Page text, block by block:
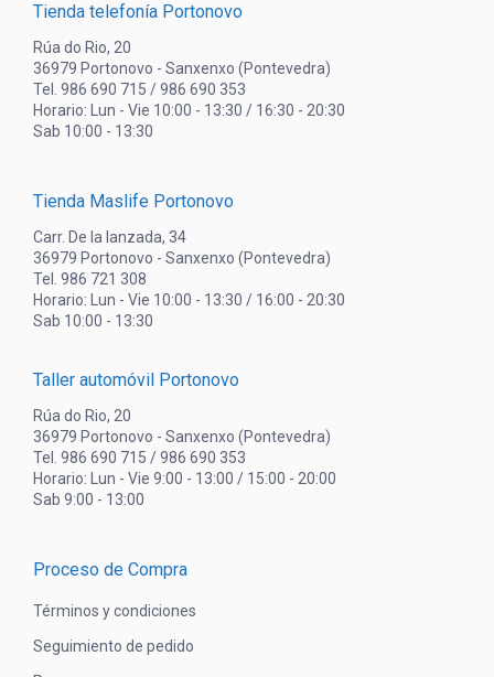
Tienda telefonía Portonovo
Rúa do Rio, 20
36979 Portonovo - Sanxenxo (Pontevedra)
Tel. 986 690 715 / 986 690 353
Horario: Lun - Vie 10:00 - 13:30 / 16:30 - 20:30
Sab 10:00 - 13:30
Tienda Maslife Portonovo
Carr. De la lanzada, 34
36979 Portonovo - Sanxenxo (Pontevedra)
Tel. 986 721 308
Horario: Lun - Vie 10:00 - 13:30 / 16:00 - 20:30
Sab 10:00 - 13:30
Taller automóvil Portonovo
Rúa do Rio, 20
36979 Portonovo - Sanxenxo (Pontevedra)
Tel. 986 690 715 / 986 690 353
Horario: Lun - Vie 9:00 - 13:00 / 15:00 - 20:00
Sab 9:00 - 13:00
Proceso de Compra
Términos y condiciones
Seguimiento de pedido